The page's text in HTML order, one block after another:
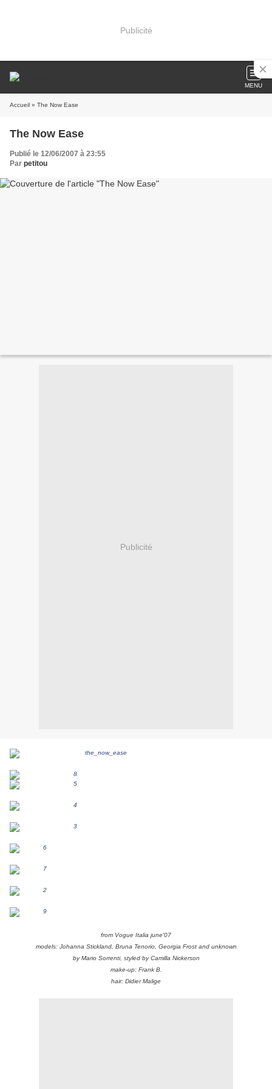
Publicité
MENU
Accueil » The Now Ease
The Now Ease
Publié le 12/06/2007 à 23:55
Par petitou
Publicité
from Vogue Italia june'07
models: Johanna Stickland, Bruna Tenorio, Georgia Frost and unknown
by Mario Sorrenti, styled by Camilla Nickerson
make-up: Frank B.
hair: Didier Malige